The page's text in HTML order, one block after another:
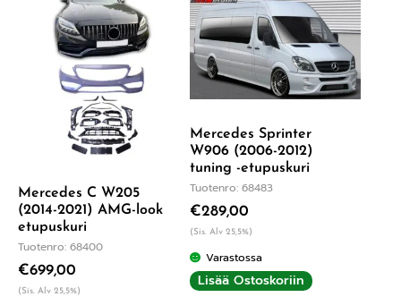
Mercedes C W205
(2014-2021) AMG-look
etupuskuri
Tuotenro: 68400
€699,00
(Sis. Alv 25,5%)
Mercedes Sprinter
W906 (2006-2012)
tuning -etupuskuri
Tuotenro: 68483
€289,00
(Sis. Alv 25,5%)
Varastossa
Lisää Ostoskoriin